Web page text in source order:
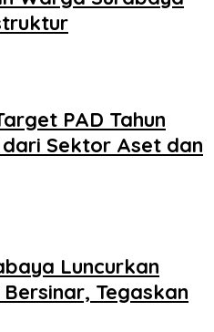
PAD Tahun
dari Sektor Aset dan
Luncurkan
Tegaskan